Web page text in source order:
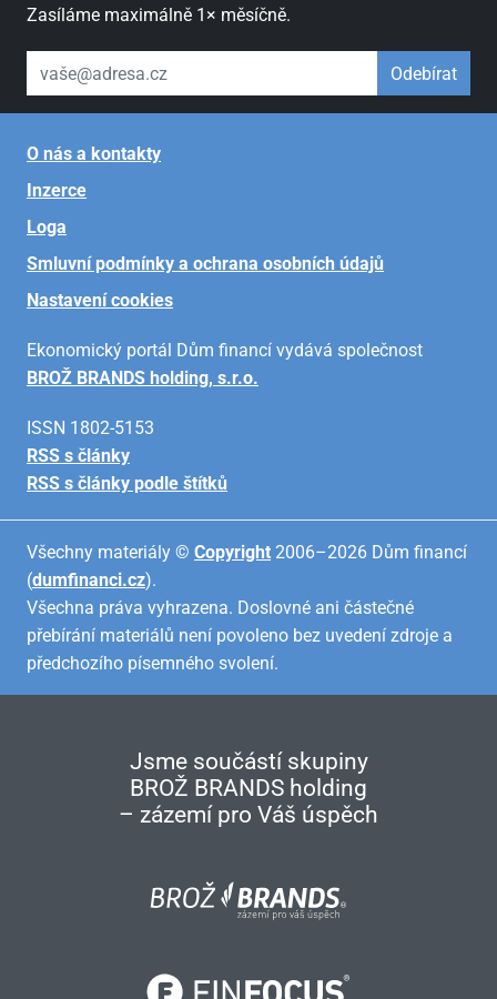
Zasíláme maximálně 1× měsíčně.
váš email Odebírat
O nás a kontakty
Inzerce
Loga
Smluvní podmínky a ochrana osobních údajů
Nastavení cookies
Ekonomický portál Dům financí vydává společnost
BROŽ BRANDS holding, s.r.o.
ISSN 1802-5153
RSS s články
RSS s články podle štítků
Všechny materiály © Copyright 2006–2026 Dům financí
(dumfinanci.cz).
Všechna práva vyhrazena. Doslovné ani částečné
přebírání materiálů není povoleno bez uvedení zdroje a
předchozího písemného svolení.
Jsme součástí skupiny
BROŽ BRANDS holding
– zázemí pro Váš úspěch